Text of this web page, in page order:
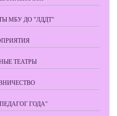
МБУ ДО "ЛДДТ"
ТЕАТРЫ
ГОДА"